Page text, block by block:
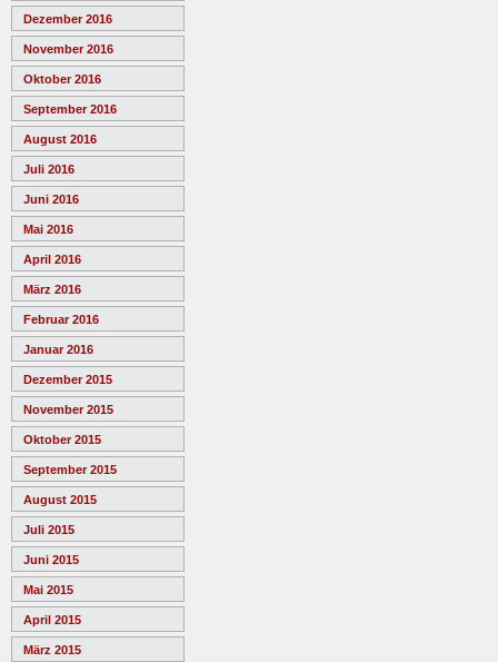
Dezember 2016
November 2016
Oktober 2016
September 2016
August 2016
Juli 2016
Juni 2016
Mai 2016
April 2016
März 2016
Februar 2016
Januar 2016
Dezember 2015
November 2015
Oktober 2015
September 2015
August 2015
Juli 2015
Juni 2015
Mai 2015
April 2015
März 2015